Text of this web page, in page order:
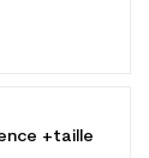
+taille